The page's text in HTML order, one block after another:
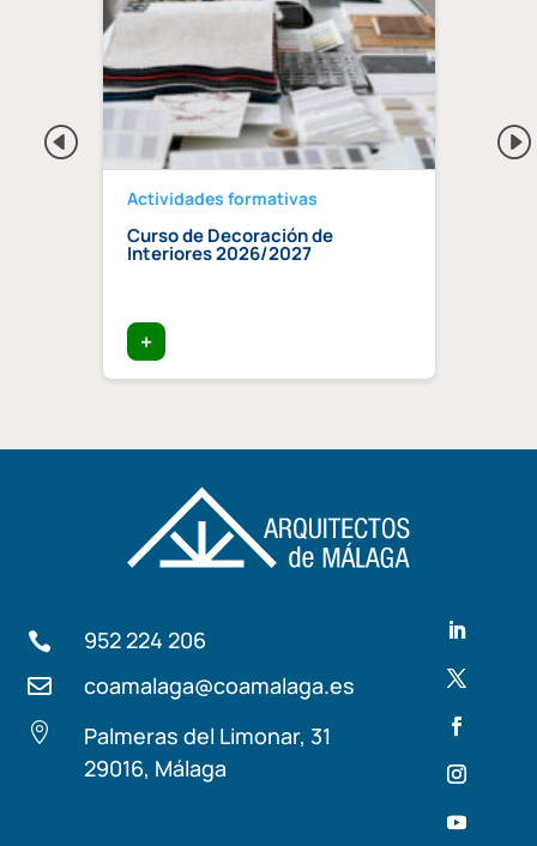
Actividades formativas
Curso de Decoración de
Interiores 2026/2027
+
 952 224 206
 coamalaga@coamalaga.es

Palmeras del Limonar, 31
29016, Málaga